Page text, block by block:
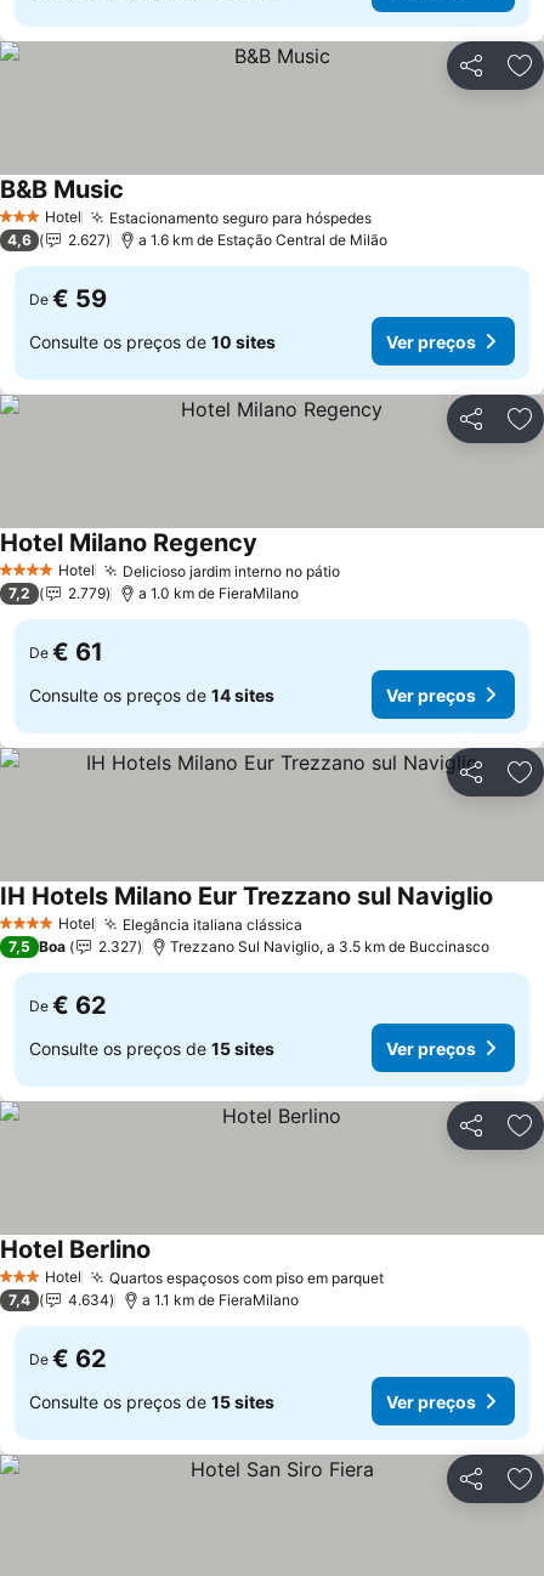
Partilhar
3 EstrelasHotel Estacionamento seguro para hóspedes
B&B Music
4,6 2.627 a 1.6 km de Estação Central de Milão
De € 59
Consulte os preços de 10 sites Ver preços
Partilhar
4 EstrelasHotel Delicioso jardim interno no pátio
Hotel Milano Regency
7,2 2.779 a 1.0 km de FieraMilano
De € 61
Consulte os preços de 14 sites Ver preços
Partilhar
4 EstrelasHotel Elegância italiana clássica
IH Hotels Milano Eur Trezzano sul Naviglio
7,5 Boa 2.327 Trezzano Sul Naviglio, a 3.5 km de Buccinasco
De € 62
Consulte os preços de 15 sites Ver preços
Partilhar
3 EstrelasHotel Quartos espaçosos com piso em parquet
Hotel Berlino
7,4 4.634 a 1.1 km de FieraMilano
De € 62
Consulte os preços de 15 sites Ver preços
Partilhar